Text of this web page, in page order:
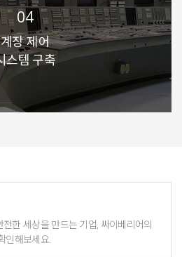
04
계장 제어
스템 구축
전한 세상을 만드는 기업, 싸이베리어의
인해보세요.